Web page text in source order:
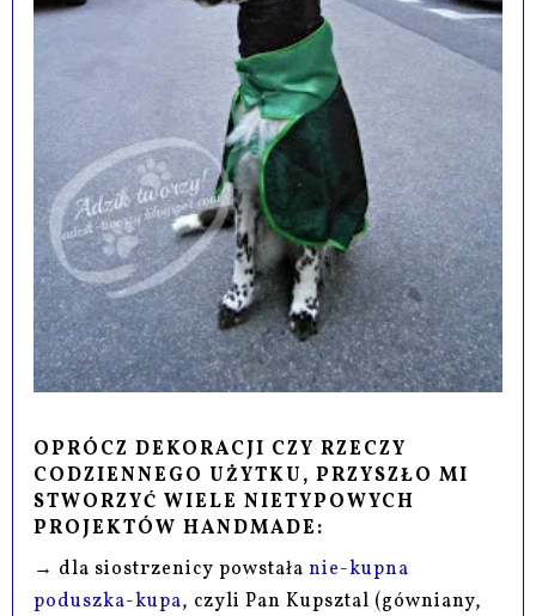
OPRÓCZ DEKORACJI CZY RZECZY
CODZIENNEGO UŻYTKU, PRZYSZŁO MI
STWORZYĆ WIELE NIETYPOWYCH
PROJEKTÓW HANDMADE:
→ dla siostrzenicy powstałanie-kupna
poduszka-kupa, czyli Pan Kupsztal (gówniany,